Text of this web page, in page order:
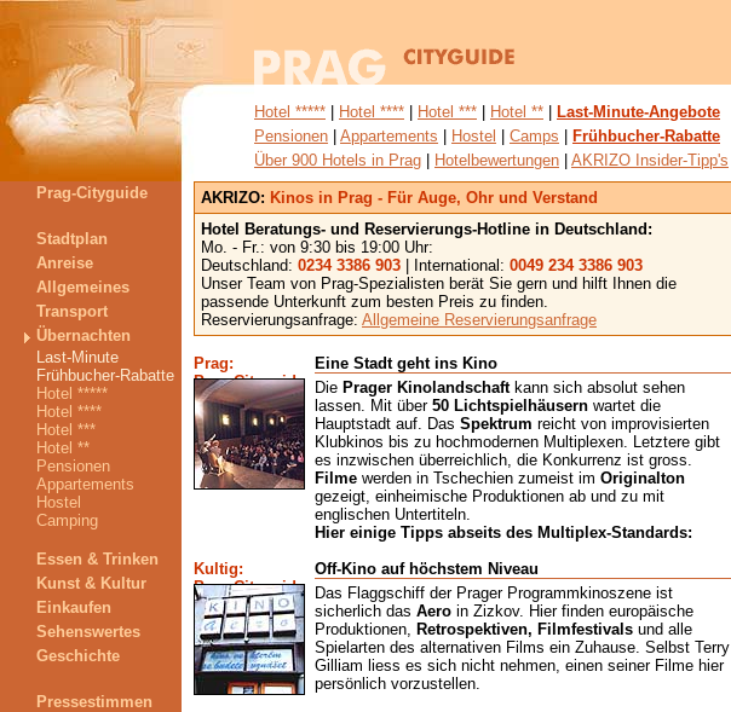
Hotel ***** Hotel **** Hotel *** Hotel ** Last-Minute-Angebote
Pensionen Appartements Hostel Camps
Frühbucher-Rabatte
Über 900 Hotels in Prag
Hotelbewertungen
AKRIZO Insider-Tipp's
Prag-Cityguide
Stadtplan
Anreise
Allgemeines
Transport
Übernachten
Last-Minute
Frühbucher-Rabatte
Hotel *****
Hotel ****
Hotel ***
Hotel **
Pensionen
Appartements
Hostel
Camping
Essen & Trinken
Kunst & Kultur
Einkaufen
Sehenswertes
Geschichte
Pressestimmen
AKRIZO: Kinos in Prag - Für Auge, Ohr und Verstand
Hotel Beratungs- und Reservierungs-Hotline in Deutschland:
Mo. - Fr.: von 9:30 bis 19:00 Uhr:
Deutschland: 0234 3386 903 | International: 0049 234 3386 903
Unser Team von Prag-Spezialisten berät Sie gern und hilft Ihnen die
passende Unterkunft zum besten Preis zu finden.
Reservierungsanfrage: Allgemeine Reservierungsanfrage
Prag:
Eine Stadt geht ins Kino
Die Prager Kinolandschaftkann sich absolut sehen
lassen. Mit über 50 Lichtspielhäusern wartet die
Hauptstadt auf. Das Spektrum reicht von improvisierten
Klubkinos bis zu hochmodernen Multiplexen. Letztere gibt
es inzwischen überreichlich, die Konkurrenz ist gross.
Filme werden in Tschechien zumeist im Originalton
gezeigt, einheimische Produktionen ab und zu mit
englischen Untertiteln.
Hier einige Tipps abseits des Multiplex-Standards:
Kultig:
Off-Kino auf höchstem Niveau
Das Flaggschiff der Prager Programmkinoszene ist
sicherlich das Aero in Zizkov. Hier finden europäische
Produktionen, Retrospektiven, Filmfestivals und alle
Spielarten des alternativen Films ein Zuhause. Selbst Terry
Gilliam liess es sich nicht nehmen, einen seiner Filme hier
persönlich vorzustellen.